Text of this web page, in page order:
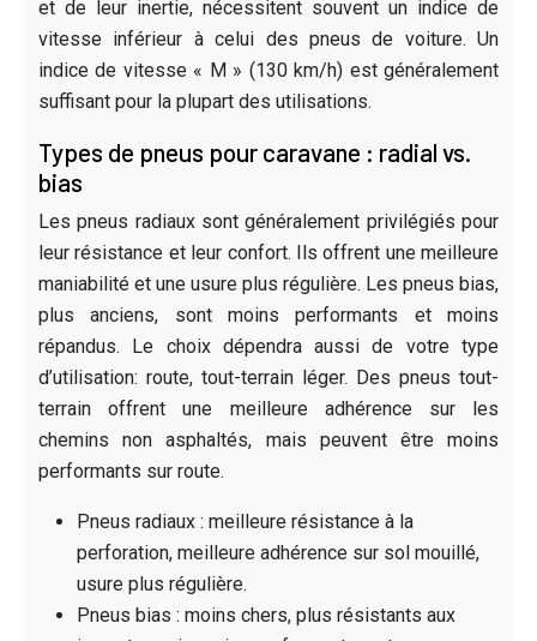
et de leur inertie, nécessitent souvent un indice de
vitesse inférieur à celui des pneus de voiture. Un
indice de vitesse « M » (130 km/h) est généralement
suffisant pour la plupart des utilisations.
Types de pneus pour caravane : radial vs.
bias
Les pneus radiaux sont généralement privilégiés pour
leur résistance et leur confort. Ils offrent une meilleure
maniabilité et une usure plus régulière. Les pneus bias,
plus anciens, sont moins performants et moins
répandus. Le choix dépendra aussi de votre type
d’utilisation: route, tout-terrain léger. Des pneus tout-
terrain offrent une meilleure adhérence sur les
chemins non asphaltés, mais peuvent être moins
performants sur route.
Pneus radiaux : meilleure résistance à la
perforation, meilleure adhérence sur sol mouillé,
usure plus régulière.
Pneus bias : moins chers, plus résistants aux